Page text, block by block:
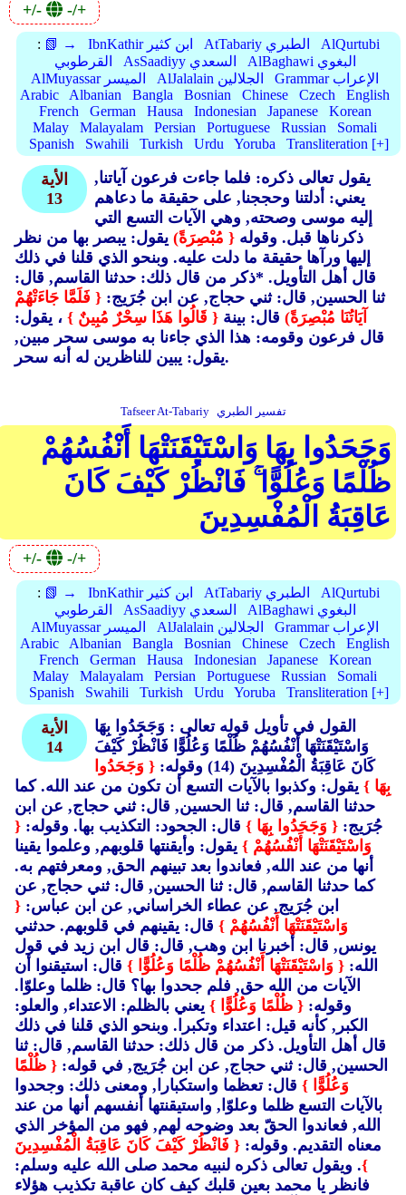
+/- -/+
: 📗 → IbnKathir ابن كثير AtTabariy الطبري
AlQurtubi
القرطوبي
AsSaadiyy السعدي
AlBaghawi البغوي
AlMuyassar الميسر
AlJalalain الجلالين
Grammar الإعراب
Arabic
Albanian Bangla Bosnian Chinese Czech
English
French
German Hausa Indonesian Japanese
Korean
Malay
Malayalam Persian Portuguese Russian
Somali
Spanish
Swahili Turkish Urdu Yoruba Transliteration [+]
الأية
13
يقول تعالى ذكره: فلما جاءت فرعون آياتنا,
يعني: أدلتنا وحججنا, على حقيقة ما دعاهم
إليه موسى وصحته, وهي الآيات التسع التي
ذكرناها قبل. وقوله { مُبْصِرَةً) يقول: يبصر بها من نظر
إليها ورآها حقيقة ما دلت عليه. وبنحو الذي قلنا في ذلك
قال أهل التأويل. *ذكر من قال ذلك: حدثنا القاسم, قال:
ثنا الحسين, قال: ثني حجاج, عن ابن جُرَيج: { فَلَمَّا جَاءَتْهُمْ
آيَاتُنَا مُبْصِرَةً) قال: بينة { قَالُوا هَذَا سِحْرٌ مُبِينٌ } ، يقول:
قال فرعون وقومه: هذا الذي جاءنا به موسى سحر مبين,
يقول: يبين للناظرين له أنه سحر.
Tafseer At-Tabariy تفسير الطبري
وَجَحَدُوا بِهَا وَاسْتَيْقَنَتْهَا أَنْفُسُهُمْ
ظُلْمًا وَعُلُوًّا ۚ فَانْظُرْ كَيْفَ كَانَ
عَاقِبَةُ الْمُفْسِدِينَ
+/- -/+
: 📗 → IbnKathir ابن كثير AtTabariy الطبري
AlQurtubi
القرطوبي
AsSaadiyy السعدي
AlBaghawi البغوي
AlMuyassar الميسر
AlJalalain الجلالين
Grammar الإعراب
Arabic
Albanian Bangla Bosnian Chinese Czech
English
French
German Hausa Indonesian Japanese
Korean
Malay
Malayalam Persian Portuguese Russian
Somali
Spanish
Swahili Turkish Urdu Yoruba Transliteration [+]
الأية
14
القول في تأويل قوله تعالى : وَجَحَدُوا بِهَا
وَاسْتَيْقَنَتْهَا أَنْفُسُهُمْ ظُلْمًا وَعُلُوًّا فَانْظُرْ كَيْفَ
كَانَ عَاقِبَةُ الْمُفْسِدِينَ (14)
وقوله: { وَجَحَدُوا
بِهَا } يقول: وكذبوا بالآيات التسع أن تكون من عند الله. كما
حدثنا القاسم, قال: ثنا الحسين, قال: ثني حجاج, عن ابن
جُرَيج: { وَجَحَدُوا بِهَا } قال: الجحود: التكذيب بها. وقوله: {
وَاسْتَيْقَنَتْهَا أَنْفُسُهُمْ } يقول: وأيقنتها قلوبهم, وعلموا يقينا
أنها من عند الله, فعاندوا بعد تبينهم الحق, ومعرفتهم به.
كما حدثنا القاسم, قال: ثنا الحسين, قال: ثني حجاج, عن
ابن جُرَيج, عن عطاء الخراساني, عن ابن عباس: {
وَاسْتَيْقَنَتْهَا أَنْفُسُهُمْ } قال: يقينهم في قلوبهم. حدثني
يونس, قال: أخبرنا ابن وهب, قال: قال ابن زيد في قول
الله: { وَاسْتَيْقَنَتْهَا أَنْفُسُهُمْ ظُلْمًا وَعُلُوًّا } قال: استيقنوا أن
الآيات من الله حق, فلم جحدوا بها؟ قال: ظلما وعلوّا.
وقوله: { ظُلْمًا وَعُلُوًّا } يعني بالظلم: الاعتداء, والعلو:
الكبر, كأنه قيل: اعتداء وتكبرا. وبنحو الذي قلنا في ذلك
قال أهل التأويل. ذكر من قال ذلك: حدثنا القاسم, قال: ثنا
الحسين, قال: ثني حجاج, عن ابن جُرَيج, في قوله: { ظُلْمًا
وَعُلُوًّا } قال: تعظما واستكبارا, ومعنى ذلك: وجحدوا
بالآيات التسع ظلما وعلوّا, واستيقنتها أنفسهم أنها من عند
الله, فعاندوا الحقّ بعد وضوحه لهم, فهو من المؤخر الذي
معناه التقديم. وقوله: { فَانْظُرْ كَيْفَ كَانَ عَاقِبَةُ الْمُفْسِدِينَ
}. ويقول تعالى ذكره لنبيه محمد صلى الله عليه وسلم:
فانظر يا محمد بعين قلبك كيف كان عاقبة تكذيب هؤلاء